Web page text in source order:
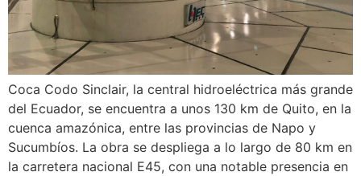
Coca Codo Sinclair, la central hidroeléctrica más grande
del Ecuador, se encuentra a unos 130 km de Quito, en la
cuenca amazónica, entre las provincias de Napo y
Sucumbíos. La obra se despliega a lo largo de 80 km en
la carretera nacional E45, con una notable presencia en